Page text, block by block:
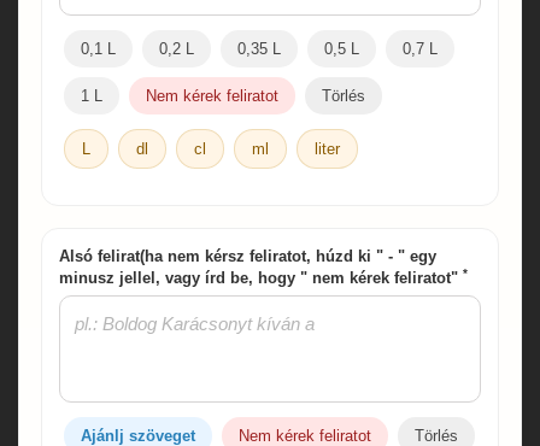
0,1 L 0,2 L 0,35 L 0,5 L 0,7 L
1 L Nem kérek feliratot Törlés
L dl cl ml liter
Alsó felirat(ha nem kérsz feliratot, húzd ki " - " egy
minusz jellel, vagy írd be, hogy " nem kérek feliratot" *
Ajánlj szöveget Nem kérek feliratot Törlés